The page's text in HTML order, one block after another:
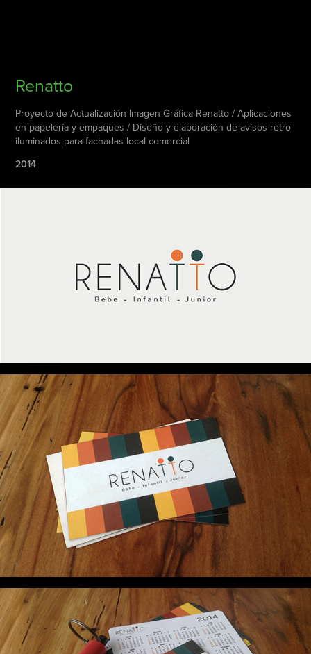
Renatto
Proyecto de Actualización Imagen Gráfica Renatto / Aplicaciones
en papelería y empaques / Diseño y elaboración de avisos retro
iluminados para fachadas local comercial
2014